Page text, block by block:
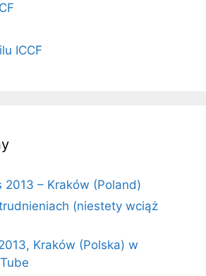
ICCF
2013 – Kraków (Poland)
(niestety wciąż
Kraków (Polska) w